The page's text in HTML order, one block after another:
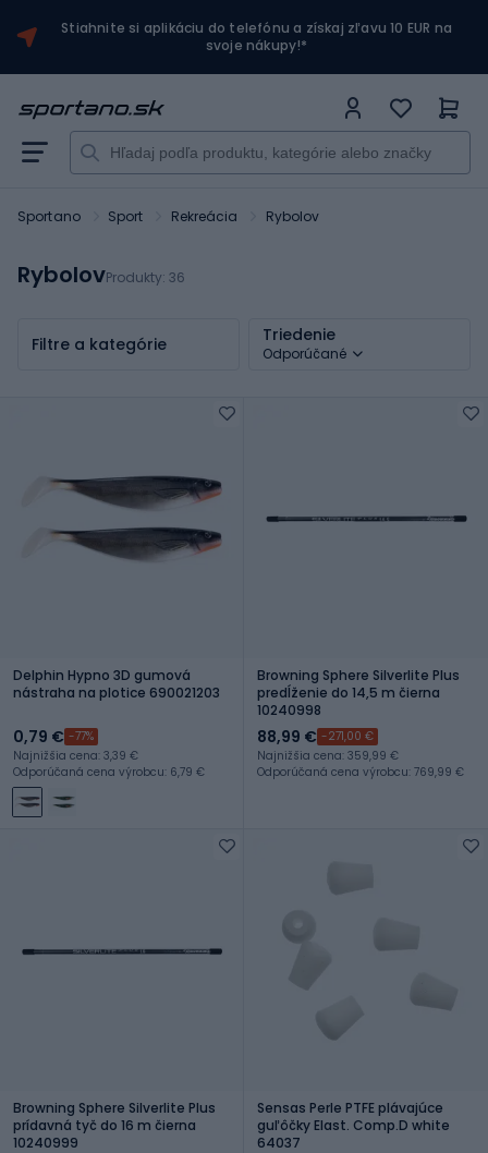
Stiahnite si aplikáciu do telefónu a získaj zľavu 10 EUR na
svoje nákupy!*
Sportano Sport Rekreácia Rybolov
RybolovProdukty: 36
Filtre a kategórie Triedenie
Odporúčané
Delphin Hypno 3D gumová
nástraha na plotice 690021203
0,79 € -77%
Najnižšia cena: 3,39 €
Odporúčaná cena výrobcu: 6,79 €
Browning Sphere Silverlite Plus
predĺženie do 14,5 m čierna
10240998
88,99 € -271,00 €
Najnižšia cena: 359,99 €
Odporúčaná cena výrobcu: 769,99 €
Browning Sphere Silverlite Plus
prídavná tyč do 16 m čierna
10240999
Sensas Perle PTFE plávajúce
guľôčky Elast. Comp.D white
64037